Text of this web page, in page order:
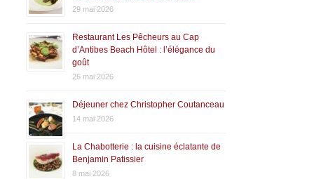
29 mai 2026
Restaurant Les Pêcheurs au Cap
d’Antibes Beach Hôtel : l’élégance du
goût
26 mai 2026
Déjeuner chez Christopher Coutanceau
14 mai 2026
La Chabotterie : la cuisine éclatante de
Benjamin Patissier
8 mai 2026